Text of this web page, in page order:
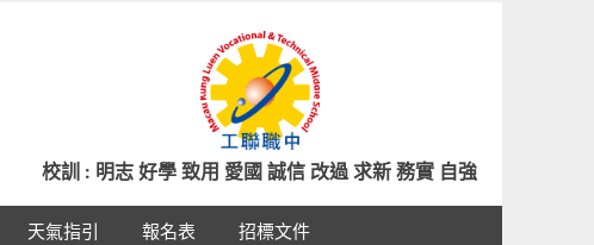
校訓 : 明志 好學 致用 愛國 誠信 改過 求新 務實 自強
天氣指引 報名表 招標文件